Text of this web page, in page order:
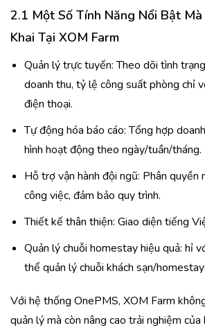
2.1 Một Số Tính Năng Nổi Bật Mà
Khai Tại XOM Farm
Quản lý trực tuyến: Theo dõi tình
doanh thu, tỷ lệ công suất phòng chỉ
điện thoại.
Tự động hóa báo cáo: Tổng hợp
hình hoạt động theo ngày/tuần/tháng.
Hỗ trợ vận hành đội ngũ: Phân quyền
công việc, đảm bảo quy trình.
Thiết kế thân thiện: Giao diện tiếng
Quản lý chuỗi homestay hiệu quả: hỉ
thể quản lý chuỗi khách sạn/
Với hệ thống OnePMS, XOM Farm
quản lý mà còn nâng cao trải nghiệm